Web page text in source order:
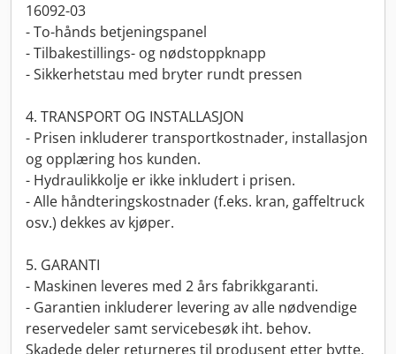
16092-03
- To-hånds betjeningspanel
- Tilbakestillings- og nødstoppknapp
- Sikkerhetstau med bryter rundt pressen
4. TRANSPORT OG INSTALLASJON
- Prisen inkluderer transportkostnader, installasjon
og opplæring hos kunden.
- Hydraulikkolje er ikke inkludert i prisen.
- Alle håndteringskostnader (f.eks. kran, gaffeltruck
osv.) dekkes av kjøper.
5. GARANTI
- Maskinen leveres med 2 års fabrikkgaranti.
- Garantien inkluderer levering av alle nødvendige
reservedeler samt servicebesøk iht. behov.
Skadede deler returneres til produsent etter bytte.